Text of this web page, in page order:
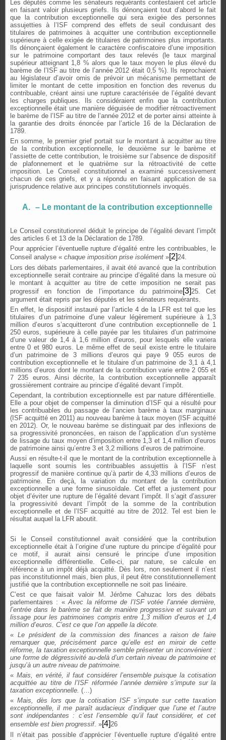
Les députés comme les sénateurs requérants contestaient cet article
en faisant valoir plusieurs griefs. Ils dénonçaient tout d’abord le fait
que la contribution exceptionnelle qui sera exigée des personnes
assujetties à l’ISF comprend des effets de seuil conduisant des
titulaires de patrimoines à acquitter une contribution exceptionnelle
supérieure à celle exigée de titulaires de patrimoines plus importants.
Ils dénonçaient également le caractère confiscatoire d’une imposition
sur le patrimoine comportant des taux relevés (le taux marginal
supérieur atteignant 1,8 % alors que le taux moyen le plus élevé du
barème de l’ISF au titre de l’année 2012 était 0,5 %). Ils reprochaient
au législateur d’avoir omis de prévoir un mécanisme permettant de
limiter le montant de cette imposition en fonction des revenus du
contribuable, créant ainsi une rupture caractérisée de l’égalité devant
les charges publiques. Ils considéraient enfin que la contribution
exceptionnelle était une manière déguisée de modifier rétroactivement
le barème de l’ISF au titre de l’année 2012 et de porter ainsi atteinte à
la garantie des droits énoncée par l’article 16 de la Déclaration de
1789.
En somme, le premier grief portait sur le montant à acquitter au titre
de la contribution exceptionnelle, le deuxième sur le barème et
l’assiette de cette contribution, le troisième sur l’absence de dispositif
de plafonnement et le quatrième sur la rétroactivité de cette
imposition. Le Conseil constitutionnel a examiné successivement
chacun de ces griefs, et y a répondu en faisant application de sa
jurisprudence relative aux principes constitutionnels invoqués.
A. – Le montant de la contribution exceptionnelle
Le Conseil constitutionnel déduit le principe de l’égalité devant l’impôt
des articles 6 et 13 de la Déclaration de 1789.
Pour apprécier l’éventuelle rupture d’égalité entre les contribuables, le
Conseil analyse « chaque imposition prise isolément »[2]24.
Lors des débats parlementaires, il avait été avancé que la contribution
exceptionnelle serait contraire au principe d’égalité dans la mesure où
le montant à acquitter au titre de cette imposition ne serait pas
progressif en fonction de l’importance du patrimoine[3]25. Cet
argument était repris par les députés et les sénateurs requérants.
En effet, le dispositif instauré par l’article 4 de la LFR est tel que les
titulaires d’un patrimoine d’une valeur légèrement supérieure à 1,3
million d’euros s’acquitteront d’une contribution exceptionnelle de 1
250 euros, supérieure à celle payée par les titulaires d’un patrimoine
d’une valeur de 1,4 à 1,6 million d’euros, pour lesquels elle variera
entre 0 et 980 euros. Le même effet de seuil existe entre le titulaire
d’un patrimoine de 3 millions d’euros qui paye 9 055 euros de
contribution exceptionnelle et le titulaire d’un patrimoine de 3,1 à 4,1
millions d’euros dont le montant de la contribution varie entre 2 055 et
7 235 euros. Ainsi décrite, la contribution exceptionnelle apparaît
grossièrement contraire au principe d’égalité devant l’impôt.
Cependant, la contribution exceptionnelle est par nature différentielle.
Elle a pour objet de compenser la diminution d’ISF qui a résulté pour
les contribuables du passage de l’ancien barème à taux marginaux
(ISF acquitté en 2011) au nouveau barème à taux moyen (ISF acquitté
en 2012). Or, le nouveau barème se distinguait par des inflexions de
sa progressivité prononcées, en raison de l’application d’un système
de lissage du taux moyen d’imposition entre 1,3 et 1,4 million d’euros
de patrimoine ainsi qu’entre 3 et 3,2 millions d’euros de patrimoine.
Aussi en résulte-t-il que le montant de la contribution exceptionnelle à
laquelle sont soumis les contribuables assujettis à l’ISF n’est
progressif de manière continue qu’à partir de 4,33 millions d’euros de
patrimoine. En deçà, la variation du montant de la contribution
exceptionnelle a une forme sinusoïdale. Cet effet a justement pour
objet d’éviter une rupture de l’égalité devant l’impôt. Il s’agit d’assurer
la progressivité devant l’impôt de la somme de la contribution
exceptionnelle et de l’ISF acquitté au titre de 2012. Tel est bien le
résultat auquel la LFR aboutit.
Si le Conseil constitutionnel avait considéré que la contribution
exceptionnelle était à l’origine d’une rupture du principe d’égalité pour
ce motif, il aurait ainsi censuré le principe d’une imposition
exceptionnelle différentielle. Celle-ci, par nature, se calcule en
référence à un impôt déjà acquitté. Dès lors, non seulement il n’est
pas inconstitutionnel mais, bien plus, il peut être constitutionnellement
justifié que la contribution exceptionnelle ne soit pas linéaire.
C’est ce que faisait valoir M. Jérôme Cahuzac lors des débats
parlementaires : «Avec la réforme de l’ISF votée l’année dernière,
l’entrée dans le barème se fait de manière progressive et suivant un
lissage pour les patrimoines compris entre 1,3 million d’euros et 1,4
million d’euros. C’est ce que l’on appelle la décote.
«Le président de la commission des finances a raison de faire
remarquer que, précisément parce qu’elle est en miroir de cette
réforme, la taxation exceptionnelle semble présenter un inconvénient :
une forme de dégressivité au-delà d’un certain niveau de patrimoine et
jusqu’à un autre niveau de patrimoine.
« Mais, en vérité, il faut considérer l’ensemble puisque la cotisation
acquittée au titre de l’ISF réformée l’année dernière s’impute sur la
taxation exceptionnelle. (…)
« Mais, dès lors que la cotisation ISF s’impute sur cette taxation
exceptionnelle, il me paraît audacieux d’indiquer que l’une et l’autre
sont indépendantes : c’est l’ensemble qu’il faut considérer, et cet
ensemble est bien progressif. »[4]26
Il n’était pas possible d’apprécier l’éventuelle rupture d’égalité entre